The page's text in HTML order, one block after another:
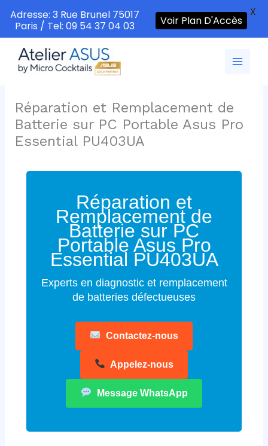
contenu
Réparation et Remplacement de
Batterie sur PC Portable Asus Pro
Essential PU403UA
Réparation et
Remplacement de
Batterie sur PC
Portable Asus Pro
Essential PU403UA
Experts en diagnostic et remplacement
de batteries défectueuses
Contactez-nous
Appelez-nous
Message WhatsApp
Adresse: 3 Rue Brunel 75017
Paris / Tel: 09 54 37 04 03
Voir Plan D'Accès
X